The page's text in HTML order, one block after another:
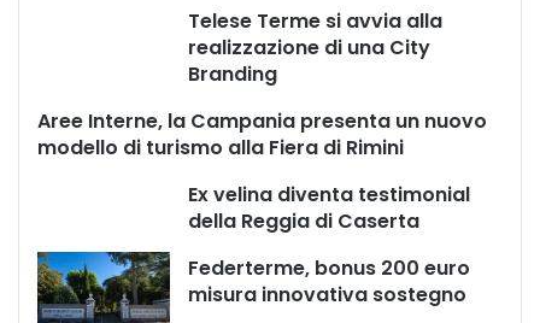
Telese Terme si avvia alla
realizzazione di una City
Branding
Aree Interne, la Campania presenta un nuovo
modello di turismo alla Fiera di Rimini
Ex velina diventa testimonial
della Reggia di Caserta
Federterme, bonus 200 euro
misura innovativa sostegno